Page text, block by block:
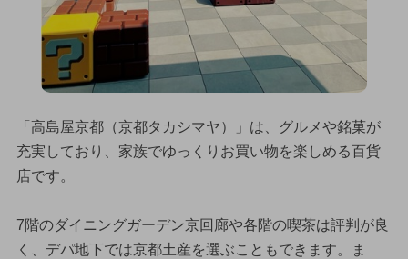
「高島屋京都（京都タカシマヤ）」は、グルメや銘菓が
充実しており、家族でゆっくりお買い物を楽しめる百貨
店です。
7階のダイニングガーデン京回廊や各階の喫茶は評判が良
く、デパ地下では京都土産を選ぶこともできます。ま